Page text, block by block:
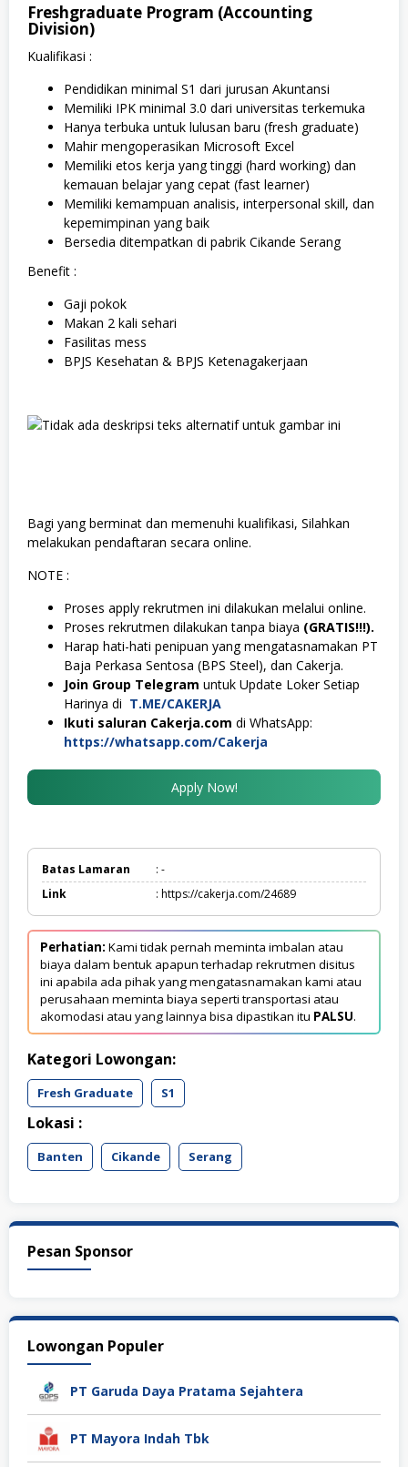
Freshgraduate Program (Accounting
Division)
Kualifikasi :
Pendidikan minimal S1 dari jurusan Akuntansi
Memiliki IPK minimal 3.0 dari universitas terkemuka
Hanya terbuka untuk lulusan baru (fresh graduate)
Mahir mengoperasikan Microsoft Excel
Memiliki etos kerja yang tinggi (hard working) dan
kemauan belajar yang cepat (fast learner)
Memiliki kemampuan analisis, interpersonal skill, dan
kepemimpinan yang baik
Bersedia ditempatkan di pabrik Cikande Serang
Benefit :
Gaji pokok
Makan 2 kali sehari
Fasilitas mess
BPJS Kesehatan & BPJS Ketenagakerjaan
Bagi yang berminat dan memenuhi kualifikasi, Silahkan
melakukan pendaftaran secara online.
NOTE :
Proses apply rekrutmen ini dilakukan melalui online.
Proses rekrutmen dilakukan tanpa biaya (GRATIS!!!).
Harap hati-hati penipuan yang mengatasnamakan PT
Baja Perkasa Sentosa (BPS Steel), dan Cakerja.
Join Group Telegram untuk Update Loker Setiap
Harinya di T.ME/CAKERJA
Ikuti saluran Cakerja.com di WhatsApp:
https://whatsapp.com/Cakerja
Apply Now!
Batas Lamaran
: -
Link
: https://cakerja.com/24689
Perhatian: Kami tidak pernah meminta imbalan atau
biaya dalam bentuk apapun terhadap rekrutmen disitus
ini apabila ada pihak yang mengatasnamakan kami atau
perusahaan meminta biaya seperti transportasi atau
akomodasi atau yang lainnya bisa dipastikan itu PALSU.
Kategori Lowongan:
Fresh Graduate S1
Lokasi :
Banten Cikande Serang
Pesan Sponsor
Lowongan Populer
PT Garuda Daya Pratama Sejahtera
PT Mayora Indah Tbk